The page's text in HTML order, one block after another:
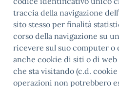
traccia della navigazione
sito stesso per finalità
corso della navigazione su
ricevere sul suo computer o
anche cookie di siti o di
che sta visitando (c.d.
operazioni non potrebbero